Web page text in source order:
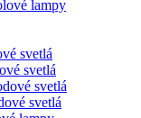
lampy
svetlá
svetlá
svetlá
svetlá